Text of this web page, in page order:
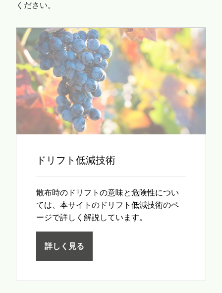
ください。
ドリフト低減技術
散布時のドリフトの意味と危険性につい
ては、本サイトのドリフト低減技術のペ
ージで詳しく解説しています。
詳しく見る